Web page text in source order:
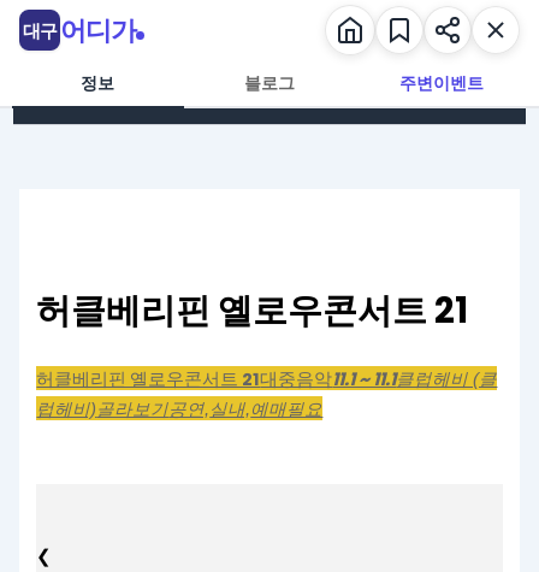
콘텐츠로 건너뛰기
정보 블로그 주변이벤트
허클베리핀 옐로우콘서트 21
허클베리핀 옐로우콘서트 21대중음악11.1 ~ 11.1클럽헤비 (클
럽헤비)골라보기공연,실내,예매필요
❮
대구 어디가